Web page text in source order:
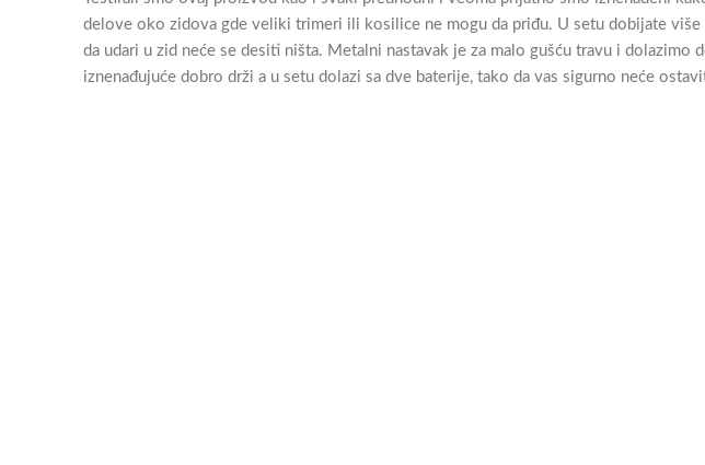
delove oko zidova gde veliki trimeri ili kosilice ne mogu da priđu. U setu dobijate više
da udari u zid neće se desiti ništa. Metalni nastavak je za malo gušću travu i
iznenađujuće dobro drži a u setu dolazi sa dve baterije, tako da vas sigurno neće